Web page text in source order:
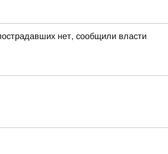
нет, сообщили власти